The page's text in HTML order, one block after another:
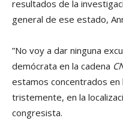
resultados de la
general de ese estado,
”No voy a dar ninguna
demócrata en la cadena
estamos concentrados
tristemente, en la
congresista.